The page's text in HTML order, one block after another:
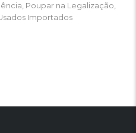
Poupar na Legalização
Importados